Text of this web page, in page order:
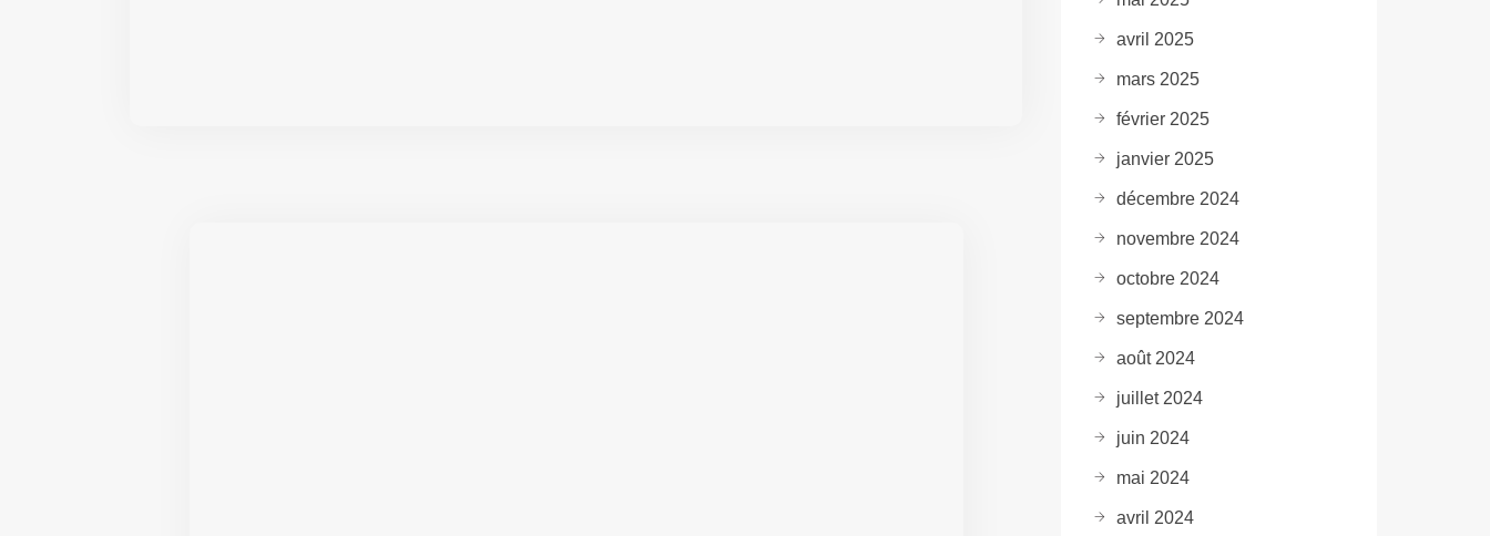
avril 2025
mars 2025
février 2025
janvier 2025
décembre 2024
novembre 2024
octobre 2024
septembre 2024
août 2024
juillet 2024
juin 2024
mai 2024
avril 2024